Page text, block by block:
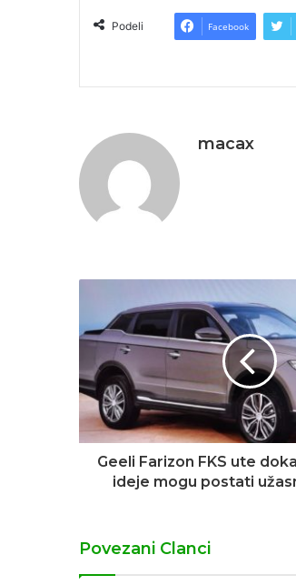
Podeli Facebook
macax
Geeli Farizon FKS ute
ideje mogu postati
Povezani Clanci